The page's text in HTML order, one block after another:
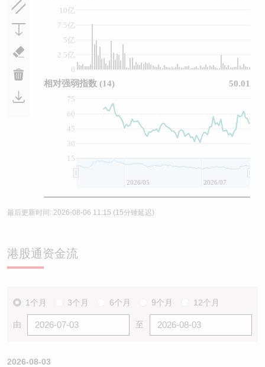
0
2.5亿
5亿
7.5亿
10亿
15
30
45
60
75
2026/05 2026/07
相对强弱指数 (14) 50.01
最后更新时间: 2026-08-06 11:15 (15分锺延迟)
港股通资金流
1个月 3个月 6个月 9个月 12个月
由 至
2026-08-03